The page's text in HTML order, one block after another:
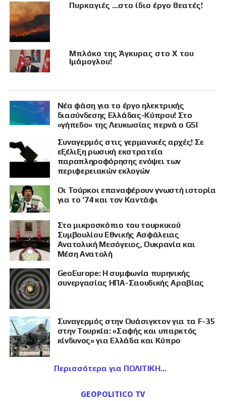
Πυρκαγιές …στο ίδιο έργο θεατές!
Μπλόκο της Άγκυρας στο X του
Ιμάμογλου!
Νέα φάση για το έργο ηλεκτρικής
διασύνδεσης Ελλάδας-Κύπρου! Στο
«γήπεδο» της Λευκωσίας περνά ο GSI
Συναγερμός στις γερμανικές αρχές! Σε
εξέλιξη ρωσική εκστρατεία
παραπληροφόρησης ενόψει των
περιφερειακών εκλογών
Οι Τούρκοι επαναφέρουν γνωστή ιστορία
για το ’74 και τον Καντάφι
Στο μικροσκόπιο του τουρκικού
Συμβουλίου Εθνικής Ασφάλειας
Ανατολική Μεσόγειος, Ουκρανία και
Μέση Ανατολή
GeoEurope: Η συμφωνία πυρηνικής
συνεργασίας ΗΠΑ-Σαουδικής Αραβίας
Συναγερμός στην Ουάσιγκτον για τα F-35
στην Τουρκία: «Σαφής και υπαρκτός
κίνδυνος» για Ελλάδα και Κύπρο
Περισσότερα για ΠΟΛΙΤΙΚΗ
GEOPOLITICO TV